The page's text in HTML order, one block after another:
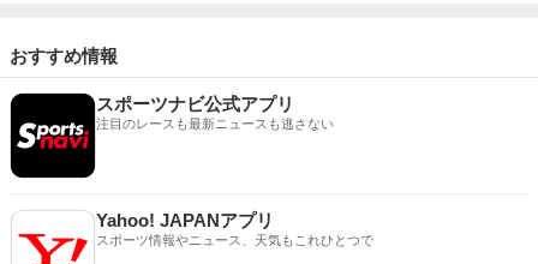
おすすめ情報
スポーツナビ公式アプリ
注目のレースも最新ニュースも逃さない
Yahoo! JAPANアプリ
スポーツ情報やニュース、天気もこれひとつで